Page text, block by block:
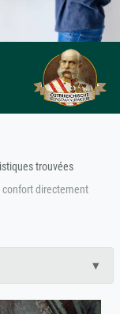
trouvées
directement